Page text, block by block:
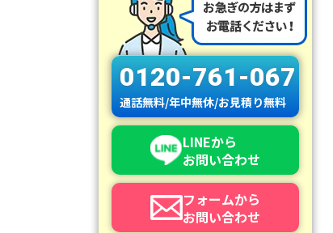
0120-761-067
通話無料/年中無休/お見積り無料
LINEから
お問い合わせ
フォームから
お問い合わせ